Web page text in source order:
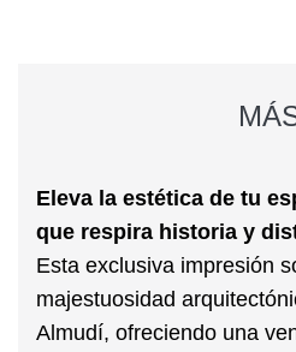
Eleva la estética de tu
que respira historia y
Esta exclusiva impresión
majestuosidad
Almudí, ofreciendo una